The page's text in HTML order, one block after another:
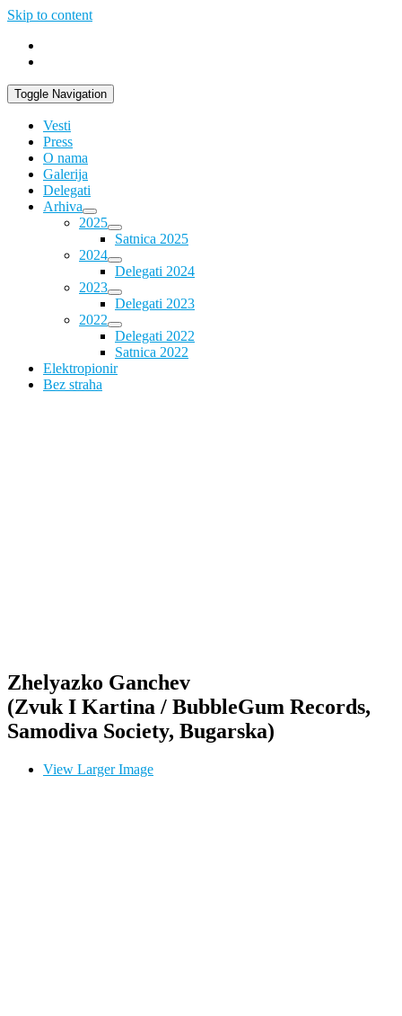
Skip to content
Toggle Navigation
Vesti
Press
O nama
Galerija
Delegati
Arhiva
2025
Satnica 2025
2024
Delegati 2024
2023
Delegati 2023
2022
Delegati 2022
Satnica 2022
Elektropionir
Bez straha
Zhelyazko Ganchev
(Zvuk I Kartina / BubbleGum Records,
Samodiva Society, Bugarska)
View Larger Image